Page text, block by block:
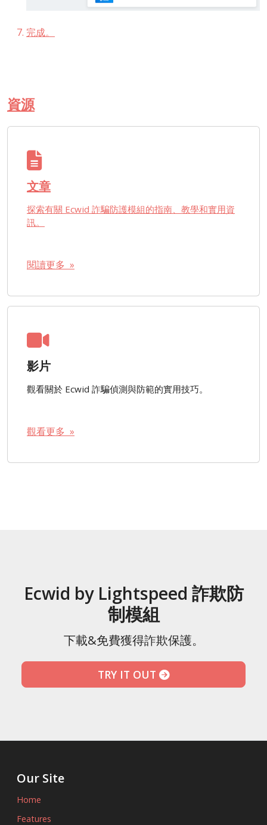
完成。
資源
文章
探索有關 Ecwid 詐騙防護模組的指南、教學和實用資
訊。
閱讀更多 »
影片
觀看關於 Ecwid 詐騙偵測與防範的實用技巧。
觀看更多 »
Ecwid by Lightspeed 詐欺防
制模組
下載&免費獲得詐欺保護。
TRY IT OUT
Our Site
Home
Features